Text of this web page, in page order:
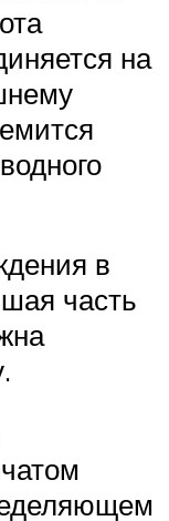
на
в
часть